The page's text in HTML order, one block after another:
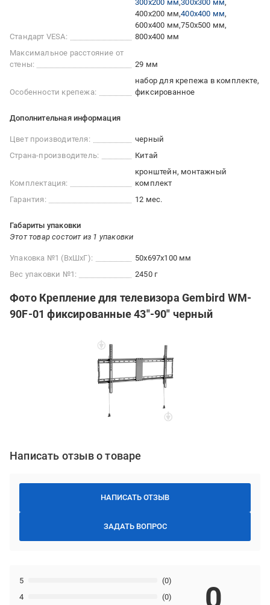
Стандарт VESA:
300x200 мм 300x300 мм
400x200 мм 400x400 мм
600x400 мм 750x500 мм
800x400 мм
Максимальное расстояние от
стены:
29 мм
Особенности крепежа:
набор для крепежа в комплекте
фиксированное
Дополнительная информация
Цвет производителя:
черный
Страна-производитель:
Китай
Комплектация:
кронштейн, монтажный
комплект
Гарантия:
12 мес.
Габариты упаковки
Этот товар состоит из 1 упаковки
Упаковка №1 (ВхШхГ):
50x697x100 мм
Вес упаковки №1:
2450 г
Фото Крепление для телевизора Gembird WM-
90F-01 фиксированные 43"-90" черный
Написать отзыв о товаре
НАПИСАТЬ ОТЗЫВ
ЗАДАТЬ ВОПРОС
4 (0)
5 (0)